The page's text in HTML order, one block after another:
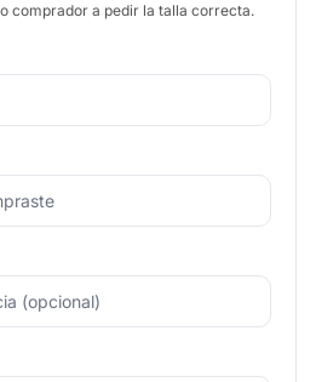
comprador a pedir la talla correcta.